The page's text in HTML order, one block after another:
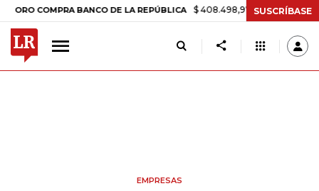
COMPRA BANCO DE LA REPÚBLICA $ 408.498,97 +$ 8.753,81 +2,19%
SUSCRÍBASE
EMPRESAS